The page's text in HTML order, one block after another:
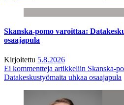
Skanska-pomo varoittaa:
osaajapula
Kirjoitettu 5.8.2026
Ei kommentteja artikkeliin Skanska-
Datakeskustyömaita uhkaa osaajapula